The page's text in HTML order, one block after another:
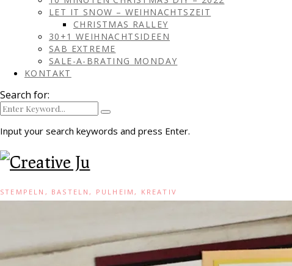
LET IT SNOW – WEIHNACHTSZEIT
CHRISTMAS RALLEY
30+1 WEIHNACHTSIDEEN
SAB EXTREME
SALE-A-BRATING MONDAY
KONTAKT
Search for:
Input your search keywords and press Enter.
STEMPELN, BASTELN, PULHEIM, KREATIV